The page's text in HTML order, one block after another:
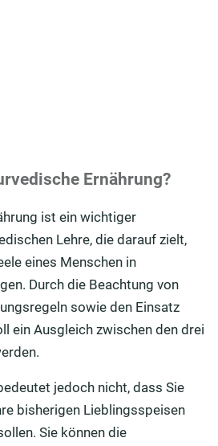
Ernährung?
ist ein wichtiger
Lehre, die darauf zielt,
eines Menschen in
Durch die Beachtung von
sowie den Einsatz
ein Ausgleich zwischen den drei
jedoch nicht, dass Sie
bisherigen Lieblingsspeisen
. Sie können die